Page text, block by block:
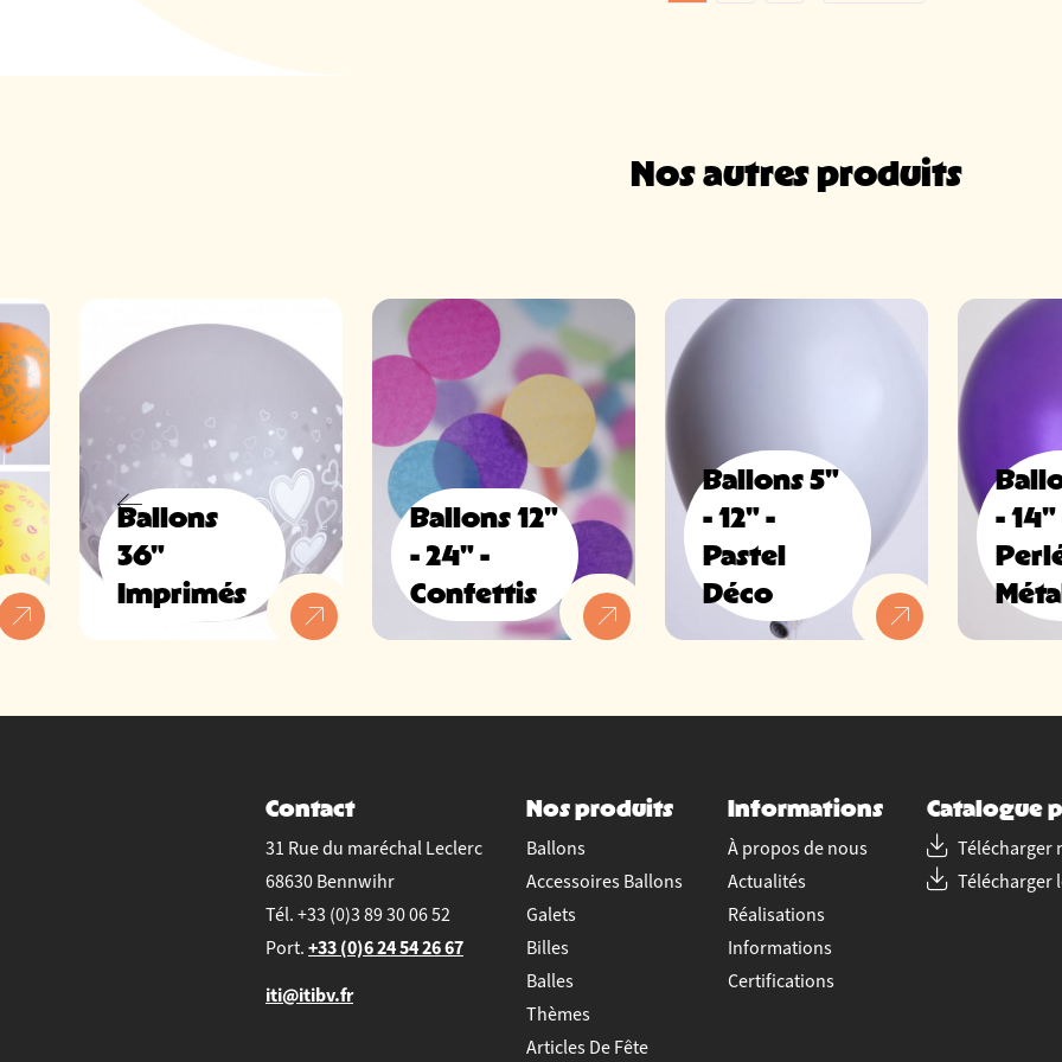
Nos autres produits
Ballons
36"
Imprimés
Ballons 12"
- 24" -
Confettis
Ballons 5"
- 12" -
Pastel
Déco
- 14"
Contact
31 Rue du maréchal Leclerc
68630 Bennwihr
Tél. +33 (0)3 89 30 06 52
Port. +33 (0)6 24 54 26 67
iti@itibv.fr
Nos produits
Ballons
Accessoires Ballons
Galets
Billes
Balles
Thèmes
Articles De Fête
Informations
À propos de nous
Actualités
Réalisations
Informations
Certifications
Catalogue
Télécharger
Télécharger